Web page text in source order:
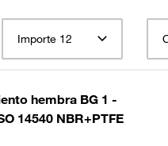
Importe 12
hembra BG 1 -
14540 NBR+PTFE